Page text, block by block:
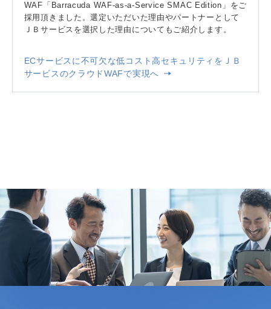
WAF「Barracuda WAF-as-a-Service SMAC Edition」をご
採用頂きました。選定いただいた理由やパートナーとして
ＪＢサービスを選択した理由についてもご紹介します。
ECサービスに不可欠な低コスト高セキュリティをＪＢ
サービスのクラウドWAFで実現へ